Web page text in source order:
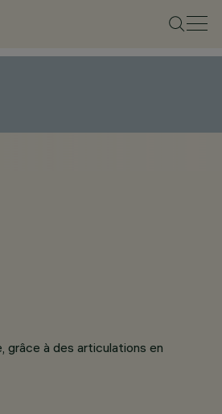
grâce à des articulations en